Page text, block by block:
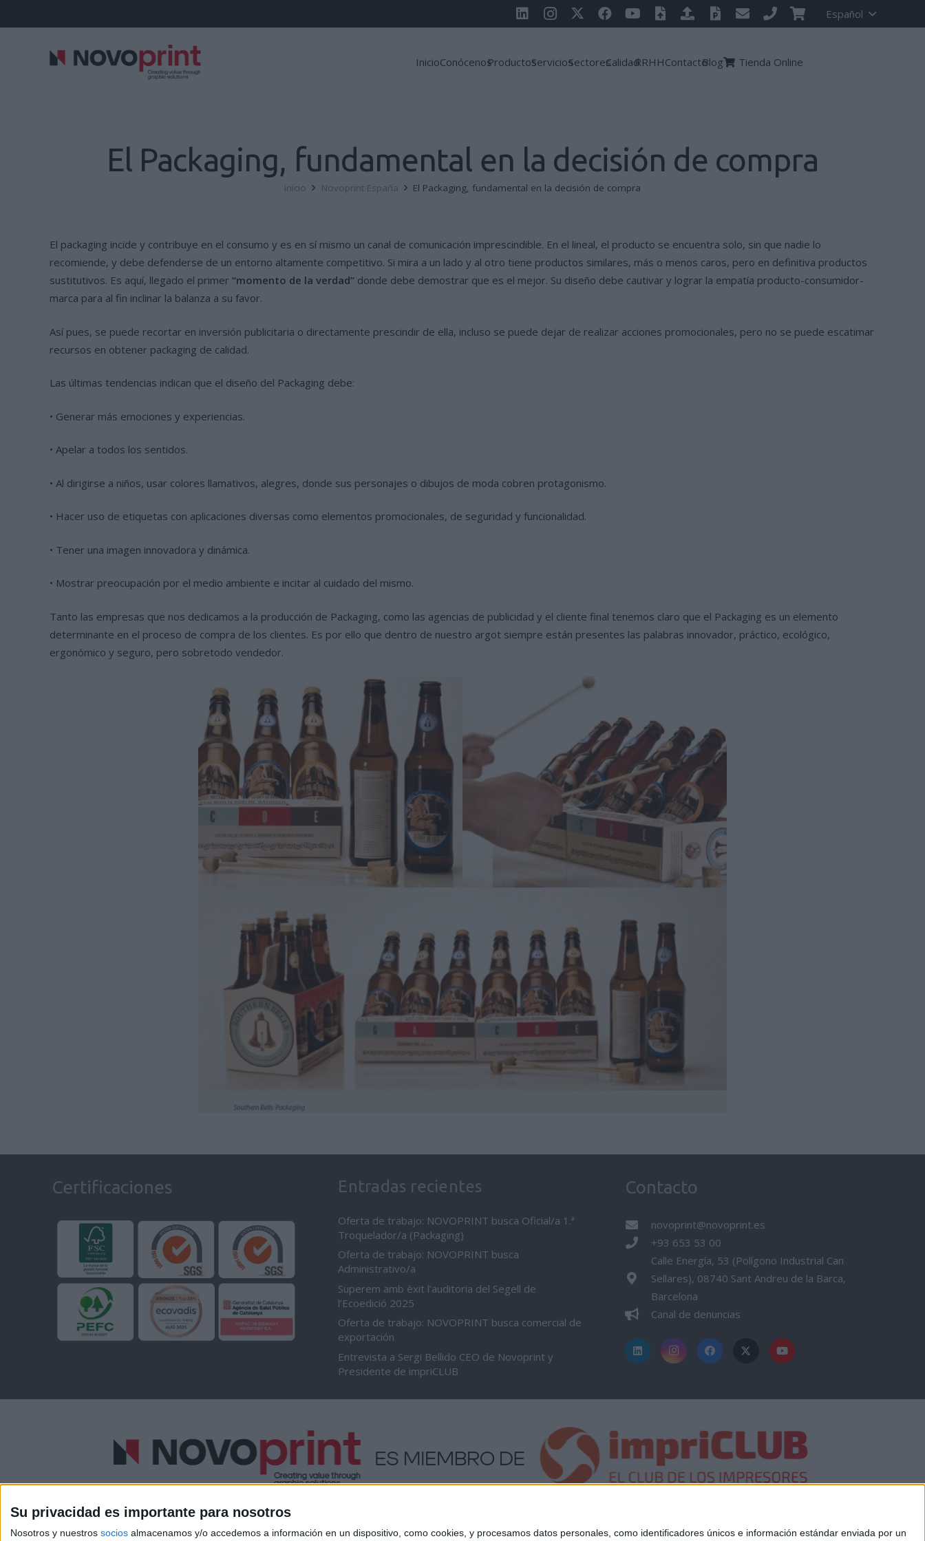
Su privacidad es importante para nosotros
Nosotros y nuestros socios almacenamos y/o accedemos a información en un dispositivo, como cookies, y procesamos datos personales, como identificadores únicos e información estándar enviada por un
Español
InicioConócenosProductosServiciosSectoresCalidadRRHHContactoBlog Tienda Online
El Packaging, fundamental en la decisión de compra
Inicio Novoprint España El Packaging, fundamental en la decisión de compra
El packaging incide y contribuye en el consumo y es en sí mismo un canal de comunicación imprescindible. En el lineal, el producto se encuentra solo, sin que nadie lo
recomiende, y debe defenderse de un entorno altamente competitivo. Si mira a un lado y al otro tiene productos similares, más o menos caros, pero en definitiva productos
sustitutivos. Es aquí, llegado el primer “momento de la verdad” donde debe demostrar que es el mejor. Su diseño debe cautivar y lograr la empatía producto-consumidor-
marca para al fin inclinar la balanza a su favor.
Así pues, se puede recortar en inversión publicitaria o directamente prescindir de ella, incluso se puede dejar de realizar acciones promocionales, pero no se puede escatimar
recursos en obtener packaging de calidad.
Las últimas tendencias indican que el diseño del Packaging debe:
• Generar más emociones y experiencias.
• Apelar a todos los sentidos.
• Al dirigirse a niños, usar colores llamativos, alegres, donde sus personajes o dibujos de moda cobren protagonismo.
• Hacer uso de etiquetas con aplicaciones diversas como elementos promocionales, de seguridad y funcionalidad.
• Tener una imagen innovadora y dinámica.
• Mostrar preocupación por el medio ambiente e incitar al cuidado del mismo.
Tanto las empresas que nos dedicamos a la producción de Packaging, como las agencias de publicidad y el cliente final tenemos claro que el Packaging es un elemento
determinante en el proceso de compra de los clientes. Es por ello que dentro de nuestro argot siempre están presentes las palabras innovador, práctico, ecológico,
ergonómico y seguro, pero sobretodo vendedor.
Certificaciones Entradas recientes
Oferta de trabajo: NOVOPRINT busca Oficial/a 1.ª
Troquelador/a (Packaging)
Oferta de trabajo: NOVOPRINT busca
Administrativo/a
Superem amb èxit l’auditoria del Segell de
l’Ecoedició 2025
Oferta de trabajo: NOVOPRINT busca comercial de
exportación
Entrevista a Sergi Bellido CEO de Novoprint y
Presidente de impriCLUB
Contacto
novoprint@novoprint.es
+93 653 53 00
Calle Energía, 53 (Polígono Industrial Can
Sellares), 08740 Sant Andreu de la Barca,
Barcelona
Canal de denuncias